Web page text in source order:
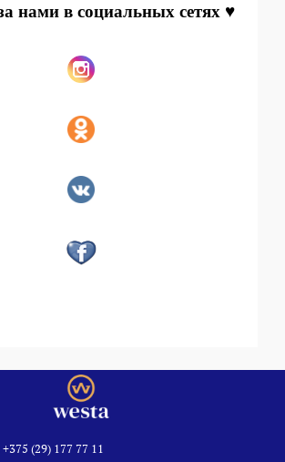
нами в социальных сетях ♥
+375 (29) 177 77 11